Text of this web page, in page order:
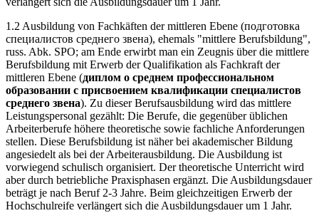
1.2 Ausbildung von Fachkäften der mittleren Ebene (подготовка
специалистов среднего звена), ehemals "mittlere Berufsbildung",
russ. Abk. SPO; am Ende erwirbt man ein Zeugnis über die mittlere
Berufsbildung mit Erwerb der Qualifikation als Fachkraft der
mittleren Ebene (диплом о среднем профессиональном
образовании с присвоением квалификации специалистов
среднего звена). Zu dieser Berufsausbildung wird das mittlere
Leistungspersonal gezählt: Die Berufe, die gegenüber üblichen
Arbeiterberufe höhere theoretische sowie fachliche Anforderungen
stellen. Diese Berufsbildung ist näher bei akademischer Bildung
angesiedelt als bei der Arbeiterausbildung. Die Ausbildung ist
vorwiegend schulisch organisiert. Der theoretische Unterricht wird
aber durch betriebliche Praxisphasen ergänzt. Die Ausbildungsdauer
beträgt je nach Beruf 2-3 Jahre. Beim gleichzeitigen Erwerb der
Hochschulreife verlängert sich die Ausbildungsdauer um 1 Jahr.